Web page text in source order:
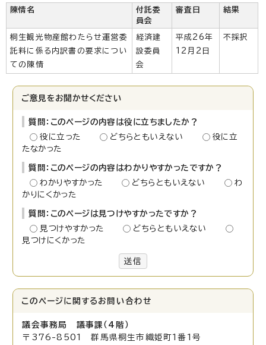
陳情名
付託委
員会
審査日 結果
桐生観光物産館わたらせ運営委
託料に係る内訳書の要求につい
ての陳情
経済建
設委員
会
平成26年
12月2日
不採択
ご意見をお聞かせください
質問：このページの内容は役に立ちましたか？
役に立った
どちらともいえない
役に立
たなかった
質問：このページの内容はわかりやすかったですか？
わかりやすかった
どちらともいえない
わ
かりにくかった
質問：このページは見つけやすかったですか？
見つけやすかった
どちらともいえない
見つけにくかった
送信
このページに関する お問い合わせ
議会事務局 議事課（4階）
〒376-8501 群馬県桐生市織姫町1番1号